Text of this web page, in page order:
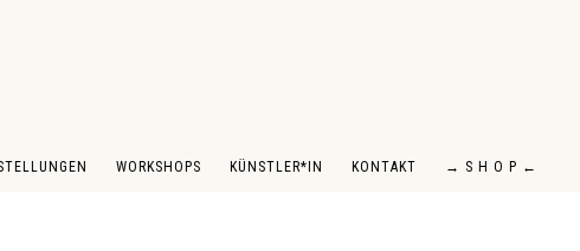
WORKSHOPS KÜNSTLER*IN KONTAKT → S H O P ←